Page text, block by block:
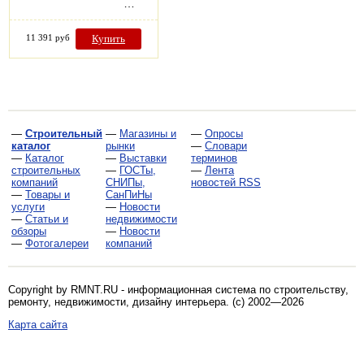
11 391 руб Купить
— Строительный
каталог
— Каталог
строительных
компаний
— Товары и
услуги
— Статьи и
обзоры
— Фотогалереи
— Магазины и
рынки
— Выставки
— ГОСТы,
СНИПы,
СанПиНы
— Новости
недвижимости
— Новости
компаний
— Опросы
— Словари
терминов
— Лента
новостей RSS
Copyright by RMNT.RU - информационная система по строительству,
ремонту, недвижимости, дизайну интерьера. (c) 2002—2026
Карта сайта